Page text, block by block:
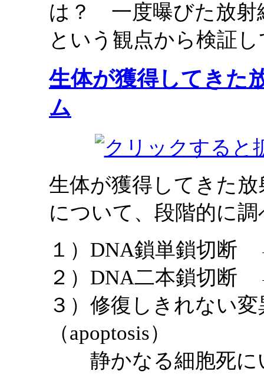
は？ 一度曝びた放射
という観点から検証
生体が獲得してきた
ム
生体が獲得してきた
について、段階的に
１）DNA鎖単鎖切
２）DNA二本鎖切
３）修復しきれな
（apoptosis）
静かなる細胞死に